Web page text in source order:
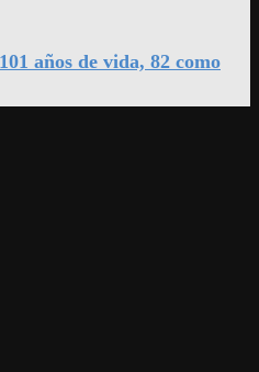
años de vida, 82 como